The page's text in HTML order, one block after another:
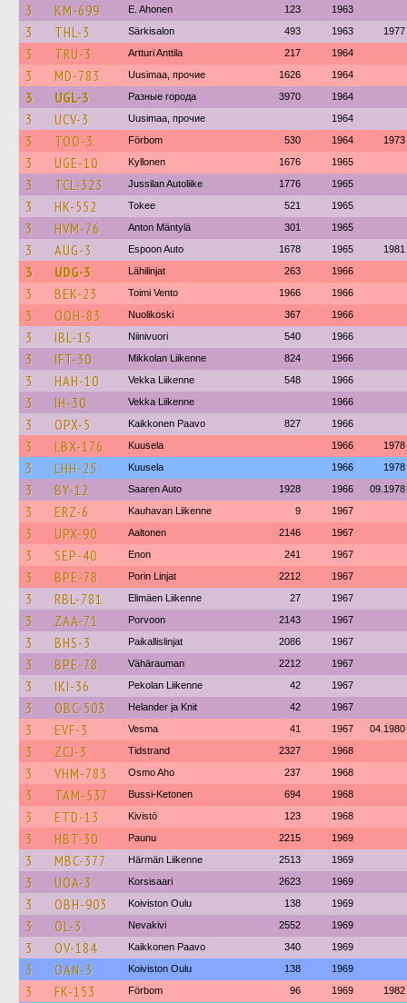
3 KM-699 E. Ahonen 123 1963
3 THL-3 Särkisalon 493 1963 1977
3 TRU-3 Artturi Anttila 217 1964
3 MD-783 Uusimaa, прочие 1626 1964
3 UGL-3 Разные города 3970 1964
3 UCV-3 Uusimaa, прочие 1964
3 TOO-3 Förbom 530 1964 1973
3 UGE-10 Kyllonen 1676 1965
3 TCL-323 Jussilan Autoliike 1776 1965
3 HK-552 Tokee 521 1965
3 HVM-76 Anton Mäntylä 301 1965
3 AUG-3 Espoon Auto 1678 1965 1981
3 UDG-3 Lähilinjat 263 1966
3 BEK-23 Toimi Vento 1966 1966
3 OOH-83 Nuolikoski 367 1966
3 IBL-15 Niinivuori 540 1966
3 IFT-30 Mikkolan Liikenne 824 1966
3 HAH-10 Vekka Liikenne 548 1966
3 IH-30 Vekka Liikenne 1966
3 OPX-5 Kaikkonen Paavo 827 1966
3 LBX-176 Kuusela 1966 1978
3 LHH-25 Kuusela 1966 1978
3 BY-12 Saaren Auto 1928 1966 09.1978
3 ERZ-6 Kauhavan Liikenne 9 1967
3 UPX-90 Aaltonen 2146 1967
3 SEP-40 Enon 241 1967
3 BPE-78 Porin Linjat 2212 1967
3 RBL-781 Elimäen Liikenne 27 1967
3 ZAA-71 Porvoon 2143 1967
3 BHS-3 Paikallislinjat 2086 1967
3 BPE-78 Vähärauman 2212 1967
3 IKI-36 Pekolan Liikenne 42 1967
3 OBC-503 Helander ja Knit 42 1967
3 EVF-3 Vesma 41 1967 04.1980
3 ZCJ-3 Tidstrand 2327 1968
3 VHM-783 Osmo Aho 237 1968
3 TAM-537 Bussi-Ketonen 694 1968
3 ETD-13 Kivistö 123 1968
3 HBT-30 Paunu 2215 1969
3 MBC-377 Härmän Liikenne 2513 1969
3 UOA-3 Korsisaari 2623 1969
3 OBH-903 Koiviston Oulu 138 1969
3 OL-3 Nevakivi 2552 1969
3 OV-184 Kaikkonen Paavo 340 1969
3 OAN-3 Koiviston Oulu 138 1969
3 FK-153 Förbom 96 1969 1982